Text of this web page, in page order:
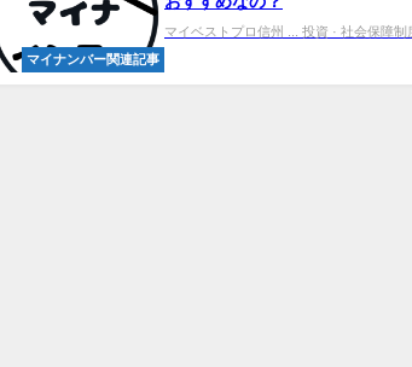
マイナンバー関連記事
マイベストプロ信州 ... 投資 · 社会保障制